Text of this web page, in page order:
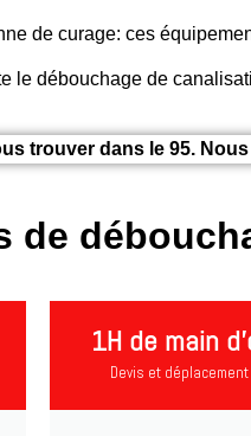
de curage: ces
le débouchage de
trouver dans le 95.
de
1H de main
Devis et